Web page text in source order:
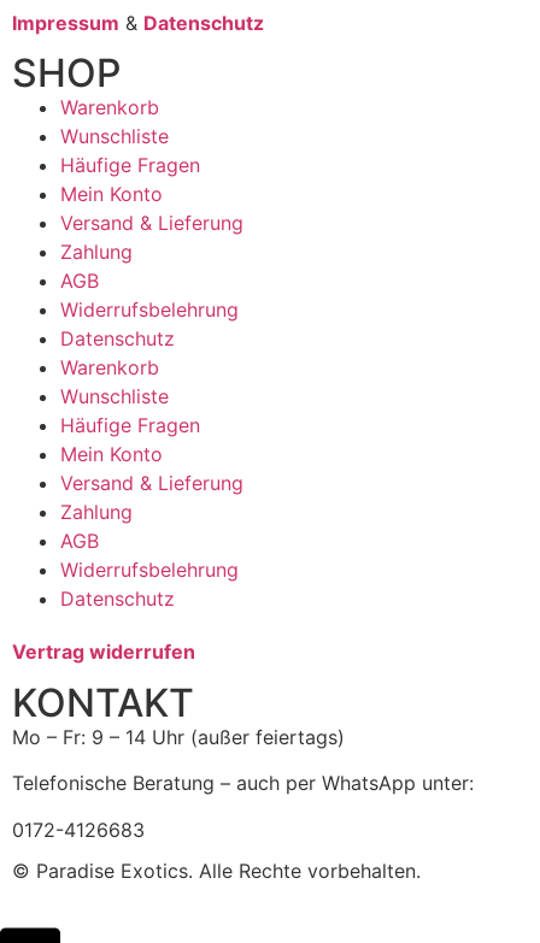
Impressum & Datenschutz
SHOP
Warenkorb
Wunschliste
Häufige Fragen
Mein Konto
Versand & Lieferung
Zahlung
AGB
Widerrufsbelehrung
Datenschutz
Warenkorb
Wunschliste
Häufige Fragen
Mein Konto
Versand & Lieferung
Zahlung
AGB
Widerrufsbelehrung
Datenschutz
Vertrag widerrufen
KONTAKT
Mo – Fr: 9 – 14 Uhr (außer feiertags)
Telefonische Beratung – auch per WhatsApp unter:
0172-4126683
© Paradise Exotics. Alle Rechte vorbehalten.